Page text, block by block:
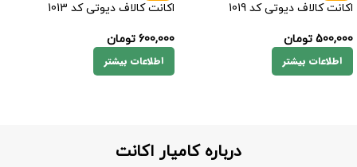
اکانت کالاف دیوتی کد 1019
500,000 تومان
اطلاعات بیشتر
اکانت کالاف دیوتی کد 1013
600,000 تومان
اطلاعات بیشتر
درباره کامیار اکانت